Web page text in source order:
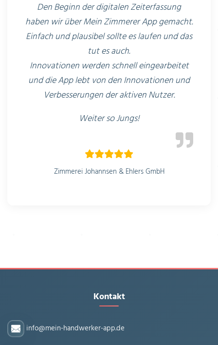
Den Beginn der digitalen Zeiterfassung
haben wir über Mein Zimmerer App gemacht.
Einfach und plausibel sollte es laufen und das
tut es auch.
Innovationen werden schnell eingearbeitet
und die App lebt von den Innovationen und
Verbesserungen der aktiven Nutzer.
Weiter so Jungs!
Zimmerei Johannsen & Ehlers GmbH
Kontakt
info@mein-handwerker-app.de